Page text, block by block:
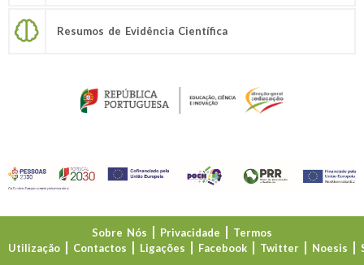
Resumos de Evidência Científica
Sobre Nós Privacidade
Termos
Utilização
Contactos Ligações Facebook Twitter Noesis